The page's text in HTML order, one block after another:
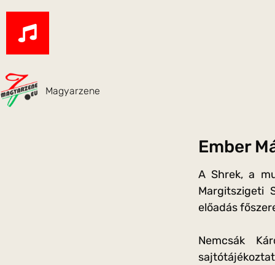
Magyarzene
Ember
A Shrek, a
Margitszigeti
előadás
Nemcsák